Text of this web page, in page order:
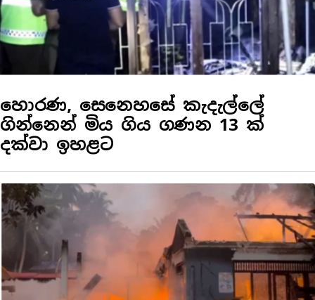
හොරණ, සෙනෙහසේ කැදැල්ලේ
ගින්නෙන් මිය ගිය ගණන 13 ක්
දක්වා ඉහළට